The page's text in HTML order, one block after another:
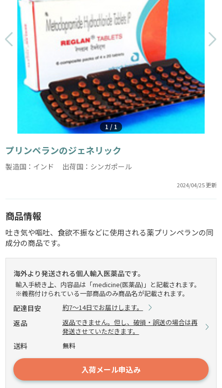
1 / 1
プリンペランのジェネリック
製造国：インド 出荷国：シンガポール
2024/04/25 更新
商品情報
吐き気や嘔吐、食欲不振などに使用される薬プリンペランの同
成分の商品です。
海外より発送される個人輸入医薬品です。
輸入手続き上、内容品は「medicine(医薬品)」と記載されます。
※義務付けられている一部商品のみ商品名が記載されます。
配達目安 約7～14日でお届けします。
返品
返品できません。但し、破損・誤送の場合は再
発送させていただきます。
送料 無料
入荷メール申込み